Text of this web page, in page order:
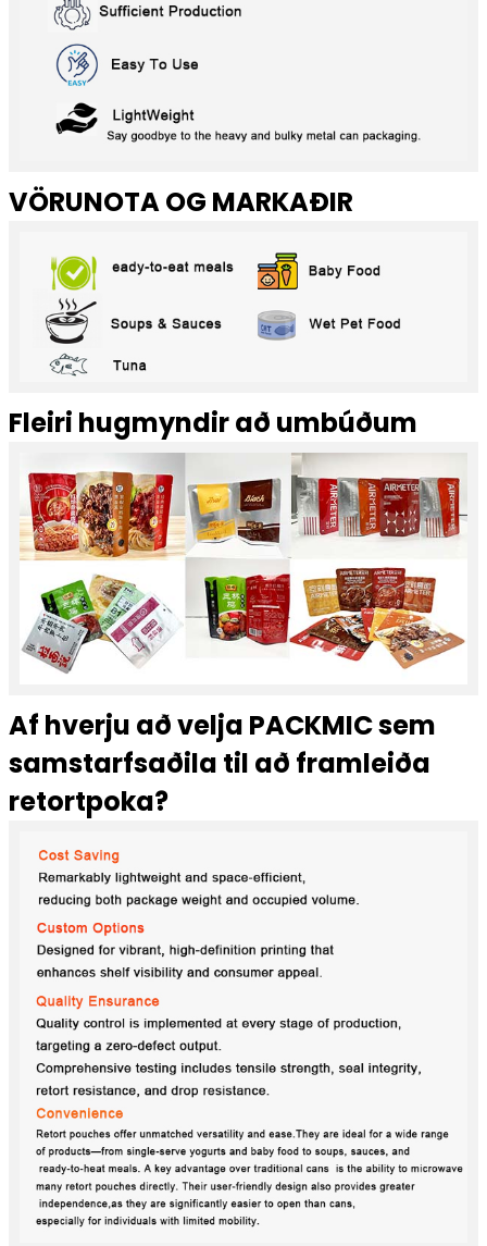
VÖRUNOTA OG MARKAÐIR
Fleiri hugmyndir að umbúðum
Af hverju að velja PACKMIC sem
samstarfsaðila til að framleiða
retortpoka?